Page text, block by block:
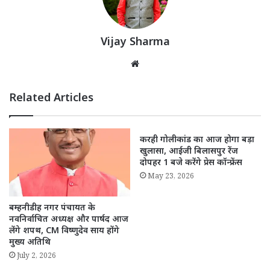
Vijay Sharma
Related Articles
बम्हनीडीह नगर पंचायत के
नवनिर्वाचित अध्यक्ष और पार्षद आज
लेंगे शपथ, CM विष्णुदेव साय होंगे
मुख्य अतिथि
July 2, 2026
करही गोलीकांड का आज होगा बड़ा
खुलासा, आईजी बिलासपुर रेंज
दोपहर 1 बजे करेंगे प्रेस कॉन्फ्रेंस
May 23, 2026